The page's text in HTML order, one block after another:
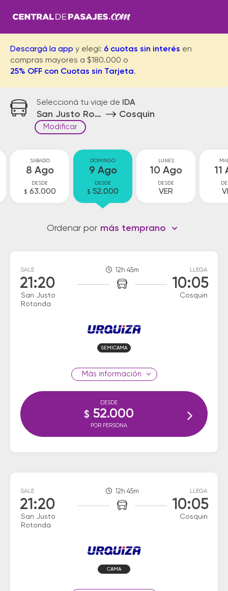
Descargá la app y elegí: 6 cuotas sin interés en
compras mayores a $180.000 o
25% OFF con Cuotas sin Tarjeta.
Seleccioná tu viaje de IDA
San Justo Rotonda Cosquin
Modificar
SABADO
8 Ago
DESDE
$ 63.000
DOMINGO
9 Ago
DESDE
$ 52.000
LUNES
10 Ago
DESDE
VER
11
Ordenar por más temprano
SALE
21:20
San Justo
Rotonda
12h 45m LLEGA
10:05
Cosquin
SEMICAMA
información
DESDE
$ 52.000
POR PERSONA
SALE
21:20
San Justo
Rotonda
12h 45m LLEGA
10:05
Cosquin
CAMA